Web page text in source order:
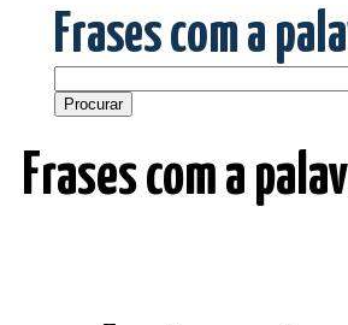
Frases com a
Frases com a